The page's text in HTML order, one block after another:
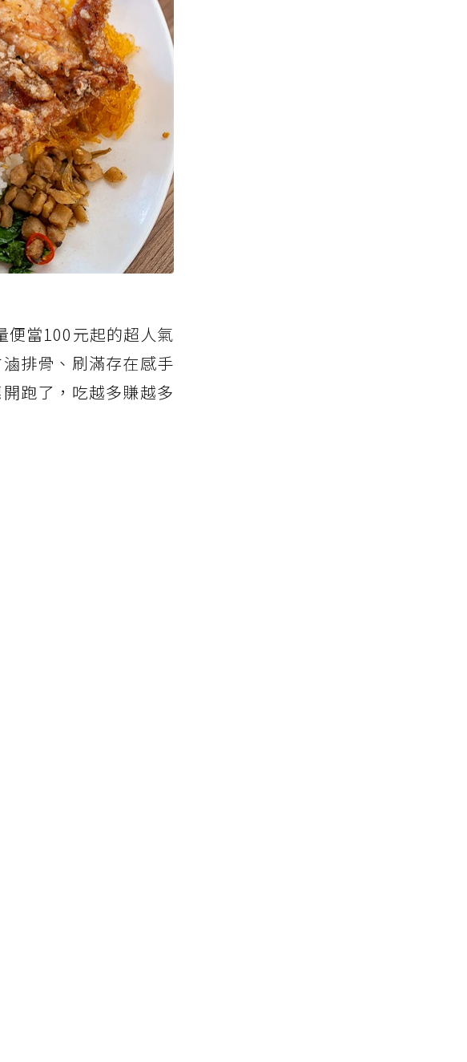
便當100元起的超人氣
排骨、刷滿存在感手
跑了，吃越多賺越多